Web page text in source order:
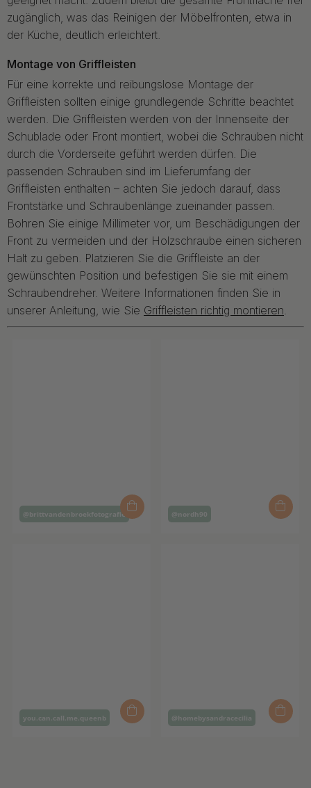
zugänglich, was das Reinigen der Möbelfronten, etwa in
der Küche, deutlich erleichtert.
Montage von Griffleisten
Für eine korrekte und reibungslose Montage der
Griffleisten sollten einige grundlegende Schritte beachtet
werden. Die Griffleisten werden von der Innenseite der
Schublade oder Front montiert, wobei die Schrauben nicht
durch die Vorderseite geführt werden dürfen. Die
passenden Schrauben sind im Lieferumfang der
Griffleisten enthalten – achten Sie jedoch darauf, dass
Frontstärke und Schraubenlänge zueinander passen.
Bohren Sie einige Millimeter vor, um Beschädigungen der
Front zu vermeiden und der Holzschraube einen sicheren
Halt zu geben. Platzieren Sie die Griffleiste an der
gewünschten Position und befestigen Sie sie mit einem
Schraubendreher. Weitere Informationen finden Sie in
unserer Anleitung, wie Sie Griffleisten richtig montieren
Inlägg
@brittvandenbroekfotografie
Inlägg
@nordh90
Inlägg
you.can.call.me.queenb
Inlägg
@homebysandracecilia